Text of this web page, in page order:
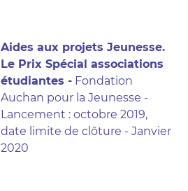
Aides aux projets Jeunesse.
Le Prix Spécial associations
étudiantes -Fondation
Auchan pour la Jeunesse -
Lancement : octobre 2019,
date limite de clôture - Janvier
2020